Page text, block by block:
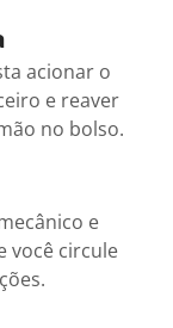
acionar o
e reaver
no bolso.
e
você circule